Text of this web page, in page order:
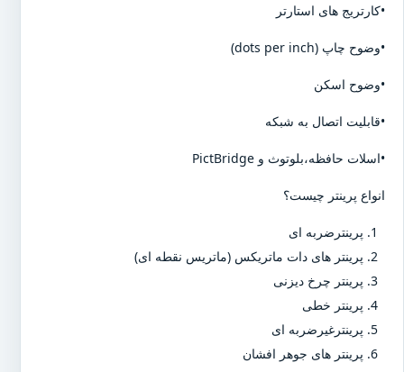
•کارتریج های استارتر
•وضوح چاپ (dots per inch)
•وضوح اسکن
•قابلیت اتصال به شبکه
•اسلات حافظه،بلوتوث و PictBridge
انواع پرینتر چیست؟
پرینترضربه ای
پرینتر های دات ماتریکس (ماتریس نقطه ای)
پرینتر چرخ دیزنی
پرینتر خطی
پرینترغیرضربه ای
پرینتر های جوهر افشان